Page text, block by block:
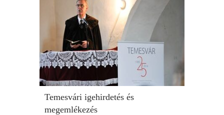
Temesvári igehirdetés és
megemlékezés